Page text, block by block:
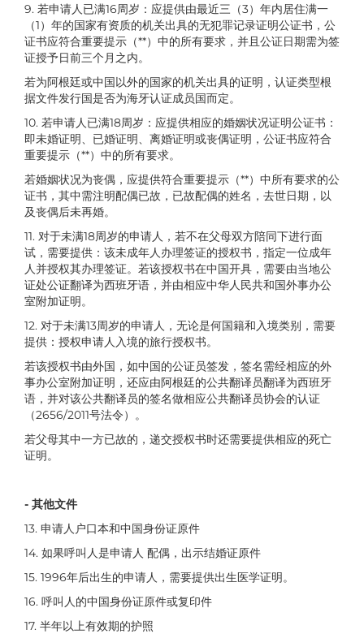
9. 若申请人已满16周岁：应提供由最近三（3）年内居住满一
（1）年的国家有资质的机关出具的无犯罪记录证明公证书，公
证书应符合重要提示（**）中的所有要求，并且公证日期需为签
证授予日前三个月之内。
若为阿根廷或中国以外的国家的机关出具的证明，认证类型根
据文件发行国是否为海牙认证成员国而定。
10. 若申请人已满18周岁：应提供相应的婚姻状况证明公证书：
即未婚证明、已婚证明、离婚证明或丧偶证明，公证书应符合
重要提示（**）中的所有要求。
若婚姻状况为丧偶，应提供符合重要提示（**）中所有要求的公
证书，其中需注明配偶已故，已故配偶的姓名，去世日期，以
及丧偶后未再婚。
11. 对于未满18周岁的申请人，若不在父母双方陪同下进行面
试，需要提供：该未成年人办理签证的授权书，指定一位成年
人并授权其办理签证。若该授权书在中国开具，需要由当地公
证处公证翻译为西班牙语，并由相应中华人民共和国外事办公
室附加证明。
12. 对于未满13周岁的申请人，无论是何国籍和入境类别，需要
提供：授权申请人入境的旅行授权书。
若该授权书由外国，如中国的公证员签发，签名需经相应的外
事办公室附加证明，还应由阿根廷的公共翻译员翻译为西班牙
语，并对该公共翻译员的签名做相应公共翻译员协会的认证
（2656/2011号法令）。
若父母其中一方已故的，递交授权书时还需要提供相应的死亡
证明。
- 其他文件
13. 申请人户口本和中国身份证原件
14. 如果呼叫人是申请人 配偶，出示结婚证原件
15. 1996年后出生的申请人，需要提供出生医学证明。
16. 呼叫人的中国身份证原件或复印件
17. 半年以上有效期的护照